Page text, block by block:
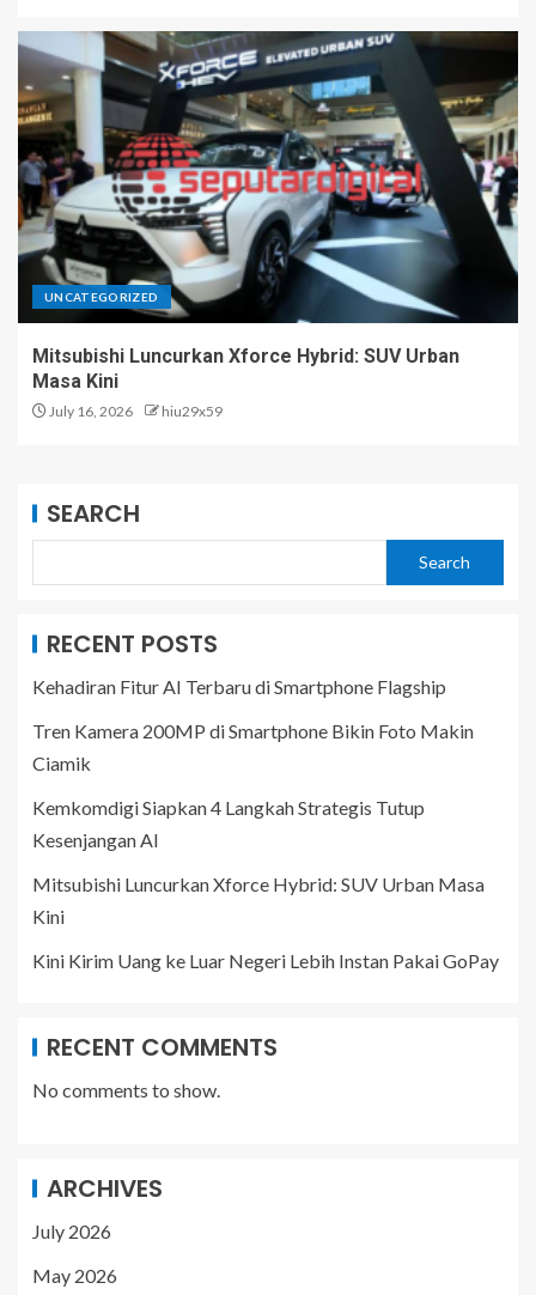
UNCATEGORIZED
Mitsubishi Luncurkan Xforce Hybrid: SUV Urban
Masa Kini
July 16, 2026 hiu29x59
SEARCH
Search
RECENT POSTS
Kehadiran Fitur AI Terbaru di Smartphone Flagship
Tren Kamera 200MP di Smartphone Bikin Foto Makin
Ciamik
Kemkomdigi Siapkan 4 Langkah Strategis Tutup
Kesenjangan AI
Mitsubishi Luncurkan Xforce Hybrid: SUV Urban Masa
Kini
Kini Kirim Uang ke Luar Negeri Lebih Instan Pakai GoPay
RECENT COMMENTS
No comments to show.
ARCHIVES
July 2026
May 2026